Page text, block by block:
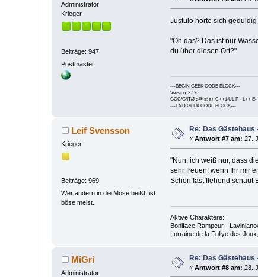
Administrator
Krieger
Beiträge: 947
Postmaster
Justulo hörte sich
"Oh das? Das ist nur
du über diesen Ort?"
---BEGIN GEEK CODE BLOCK---
Version: 3.12
GCC/G/IT/J d@ s: a+ C++$ UL P+ L++
---END GEEK CODE BLOCK---
Leif Svensson
Krieger
Beiträge: 969
Wer andern in die Möse beißt, ist
böse meist.
Re: Das Gästehaus
«Antwort #7 am: 27.
"Nun, ich weiß nur, dass
sehr freuen, wenn Ihr mir
Schon fast flehend schaut
Aktive Charaktere:
Boniface Rampeur -
Lorraine de la Follye des
MiGri
Administrator
Re: Das Gästehaus
«Antwort #8 am: 28.